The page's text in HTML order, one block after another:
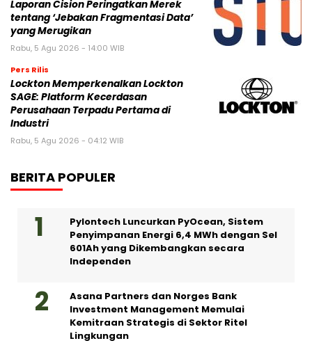
Rabu, 5 Agu 2026 - 14:00 WIB
Pers Rilis
Lockton Memperkenalkan Lockton
SAGE: Platform Kecerdasan
Perusahaan Terpadu Pertama di
Industri
Rabu, 5 Agu 2026 - 04:12 WIB
BERITA POPULER
Pylontech Luncurkan PyOcean, Sistem
Independen
Asana Partners dan Norges Bank
Investment Management Memulai
Lingkungan
American Standard Design Awards 2026
Mengapresiasi Mahasiswa Desain Asia